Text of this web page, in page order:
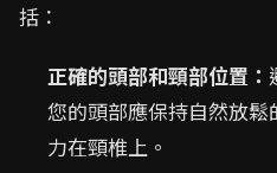
括：
正確的頭部和頸部位置：
您的頭部應保持自然放
力在頸椎上。